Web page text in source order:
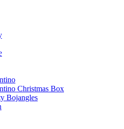
Christmas Box
Bojangles